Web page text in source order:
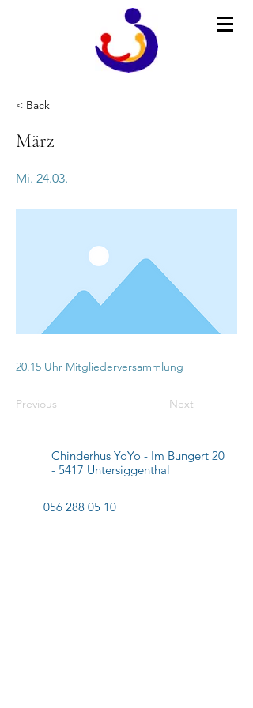
< Back
März
Mi. 24.03.
20.15 Uhr Mitgliederversammlung
Previous Next
Chinderhus YoYo - Im Bungert 20
- 5417 Untersiggenthal
056 288 05 10